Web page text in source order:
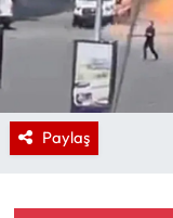
Paylaş